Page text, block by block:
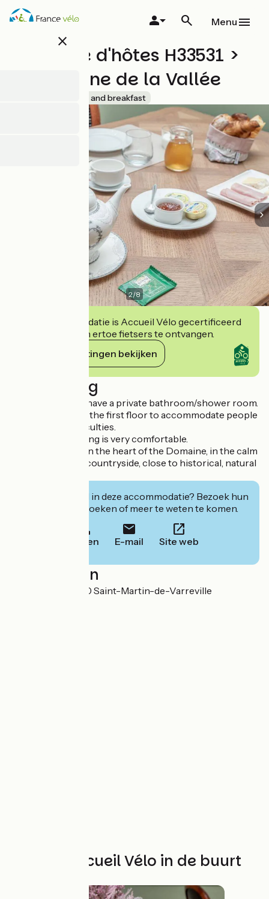
Overslaan
en
close
Menu
Chambre d'hôtes H33531 >
Le Domaine de la Vallée
Bed and breakfast
2/8
Deze accommodatie is Accueil Vélo gecertificeerd
en verbindt zich ertoe fietsers te ontvangen.
Haar verplichtingen bekijken
Beschrijving
Our guest rooms have a private bathroom/shower room.
One of them is on the first floor to accommodate people
with mobility difficulties.
Our French bedding is very comfortable.
They are located in the heart of the Domaine, in the calm
of the Normandy countryside, close to historical, natural
Geïnteresseerd in deze accommodatie? Bezoek hun
website om te boeken of meer te weten te komen.
Bellen E-mail Site web
Localisation
14 La Vallée 50480 Saint-Martin-de-Varreville
Andere Accueil Vélo in de buurt